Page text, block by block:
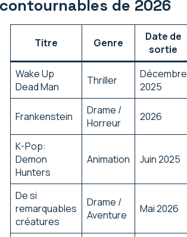
de 2026
Titre Genre
Date de
sortie
Wake Up
Dead Man
Thriller
Décembre
2025
Frankenstein
Drame /
Horreur
2026
K-Pop:
Demon
Hunters
Animation Juin 2025
De si
remarquables
créatures
Drame /
Aventure
Mai 2026